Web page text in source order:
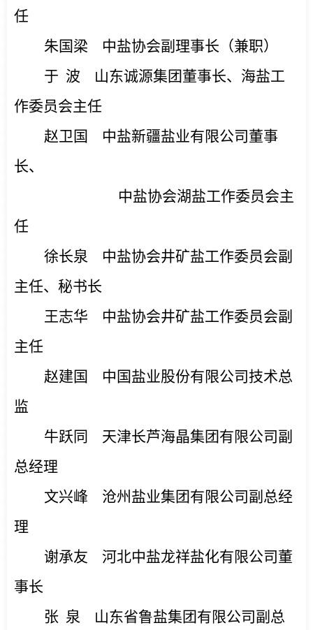
任
朱国梁
中盐协会副理事长（兼职）
于 波
山东诚源集团董事长、海盐工
作委员会主任
赵卫国
中盐新疆盐业有限公司董事
长、
中盐协会湖盐工作委员会主
任
徐长泉
中盐协会井矿盐工作委员会副
主任、秘书长
王志华
中盐协会井矿盐工作委员会副
主任
赵建国
中国盐业股份有限公司技术总
监
牛跃同
天津长芦海晶集团有限公司副
总经理
文兴峰
沧州盐业集团有限公司副总经
理
谢承友
河北中盐龙祥盐化有限公司董
事长
张 泉
山东省鲁盐集团有限公司副总